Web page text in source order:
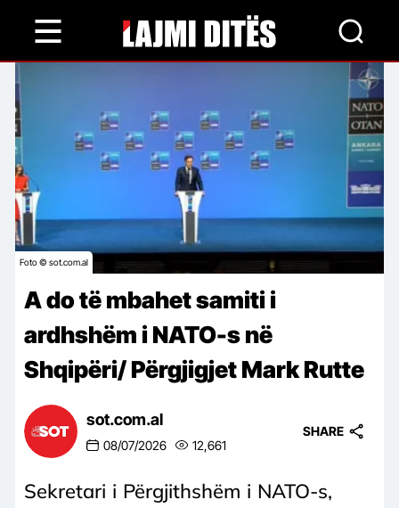
content
Foto © sot.com.al
A do të mbahet samiti i
ardhshëm i NATO-s në
Shqipëri/ Përgjigjet Mark Rutte
sot.com.al
08/07/2026 12,661
SHARE
Sekretari i Përgjithshëm i NATO-s,